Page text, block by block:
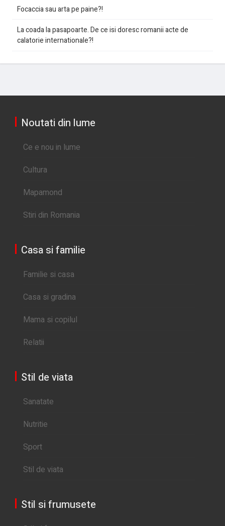
Focaccia sau arta pe paine?!
La coada la pasapoarte. De ce isi doresc romanii acte de
calatorie internationale?!
Noutati din lume
Ce e nou in lume
Cultura
Mapamond
Stiri din Romania
Casa si familie
Familie si casa
Casa si gradina
Mama si copilul
Relatii
Stil de viata
Sanatate
Nutritie
Sport
Stil de viata
Stil si frumusete